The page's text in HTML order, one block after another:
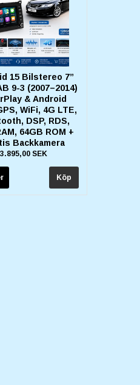
15 Bilstereo 7”
9-3 (2007–2014)
& Android
WiFi, 4G LTE,
DSP, RDS,
64GB ROM +
Backkamera
3.895,00 SEK